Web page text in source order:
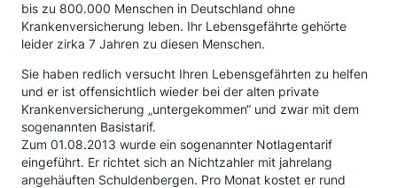
bis zu 800.000 Menschen in Deutschland ohne
Krankenversicherung leben. Ihr Lebensgefährte gehörte
leider zirka 7 Jahren zu diesen Menschen.
Sie haben redlich versucht Ihren Lebensgefährten zu helfen
und er ist offensichtlich wieder bei der alten private
Krankenversicherung „untergekommen“ und zwar mit dem
sogenannten Basistarif.
Zum 01.08.2013 wurde ein sogenannter Notlagentarif
eingeführt. Er richtet sich an Nichtzahler mit jahrelang
angehäuften Schuldenbergen. Pro Monat kostet er rund